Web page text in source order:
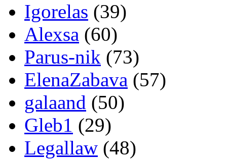
Igorelas (39)
Alexsa (60)
Parus-nik (73)
ElenaZabava (57)
galaand (50)
Gleb1 (29)
Legallaw (48)